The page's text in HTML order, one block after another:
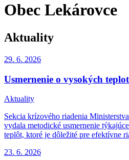
Obec Lekárovce
Aktuality
29. 6. 2026
Usmernenie o vysokých
Aktuality
Sekcia krízového riadenia
vydala metodické usmernenie
teplôt, ktoré je dôležité pre efektívne
23. 6. 2026